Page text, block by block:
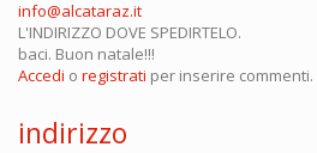
info@alcataraz.it
L'INDIRIZZO DOVE SPEDIRTELO.
baci. Buon natale!!!
Accedi o registrati per inserire commenti.
indirizzo